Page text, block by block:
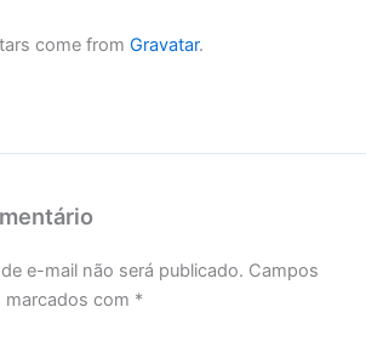
come fromGravatar.
e-mail não será publicado. Campos
com *